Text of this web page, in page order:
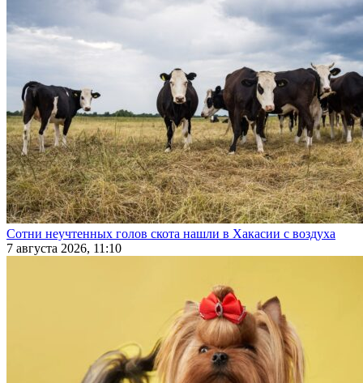
Сотни неучтенных голов скота нашли в Хакасии с воздуха
7 августа 2026, 11:10